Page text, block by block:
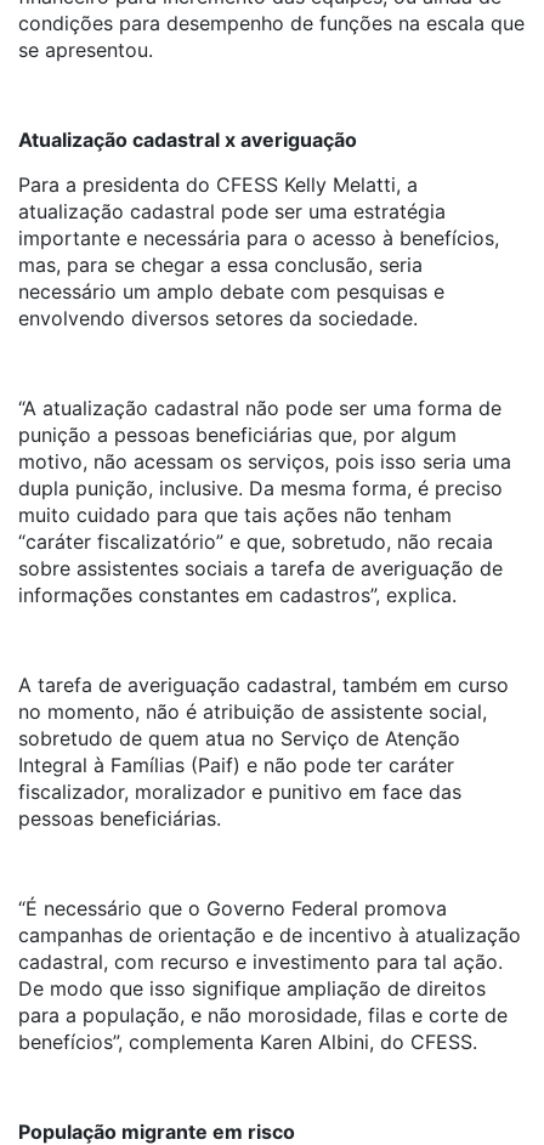
condições para desempenho de funções na escala que
se apresentou.
Atualização cadastral x averiguação
Para a presidenta do CFESS Kelly Melatti, a
atualização cadastral pode ser uma estratégia
importante e necessária para o acesso à benefícios,
mas, para se chegar a essa conclusão, seria
necessário um amplo debate com pesquisas e
envolvendo diversos setores da sociedade.
“A atualização cadastral não pode ser uma forma de
punição a pessoas beneficiárias que, por algum
motivo, não acessam os serviços, pois isso seria uma
dupla punição, inclusive. Da mesma forma, é preciso
muito cuidado para que tais ações não tenham
“caráter fiscalizatório” e que, sobretudo, não recaia
sobre assistentes sociais a tarefa de averiguação de
informações constantes em cadastros”, explica.
A tarefa de averiguação cadastral, também em curso
no momento, não é atribuição de assistente social,
sobretudo de quem atua no Serviço de Atenção
Integral à Famílias (Paif) e não pode ter caráter
fiscalizador, moralizador e punitivo em face das
pessoas beneficiárias.
“É necessário que o Governo Federal promova
campanhas de orientação e de incentivo à atualização
cadastral, com recurso e investimento para tal ação.
De modo que isso signifique ampliação de direitos
para a população, e não morosidade, filas e corte de
benefícios”, complementa Karen Albini, do CFESS.
População migrante em risco